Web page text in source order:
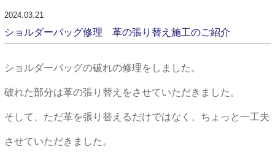
2024.03.21
ショルダーバッグ修理 革の張り替え施工のご紹介
ショルダーバッグの破れの修理をしました。
破れた部分は革の張り替えをさせていただきました。
そして、ただ革を張り替えるだけではなく、ちょっと一工夫
させていただきました。